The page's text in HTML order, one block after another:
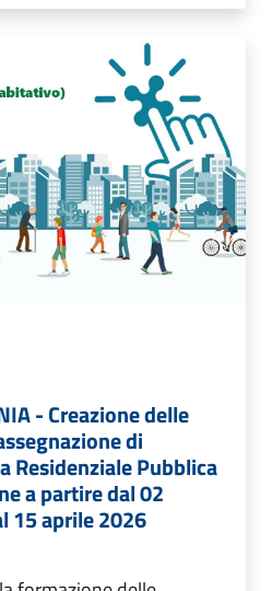
- Creazione delle
di
Residenziale Pubblica
a partire dal 02
15 aprile 2026